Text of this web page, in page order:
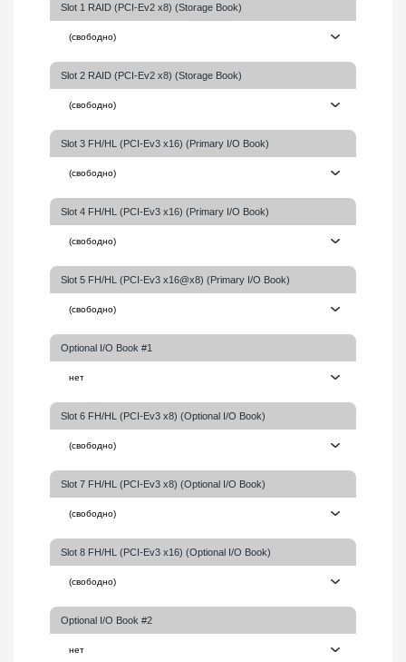
Slot 1 RAID (PCI-Ev2 x8) (Storage Book)
Slot 2 RAID (PCI-Ev2 x8) (Storage Book)
Slot 3 FH/HL (PCI-Ev3 x16) (Primary I/O Book)
Slot 4 FH/HL (PCI-Ev3 x16) (Primary I/O Book)
Slot 5 FH/HL (PCI-Ev3 x16@x8) (Primary I/O Book)
Optional I/O Book #1
Slot 6 FH/HL (PCI-Ev3 x8) (Optional I/O Book)
Slot 7 FH/HL (PCI-Ev3 x8) (Optional I/O Book)
Slot 8 FH/HL (PCI-Ev3 x16) (Optional I/O Book)
Optional I/O Book #2